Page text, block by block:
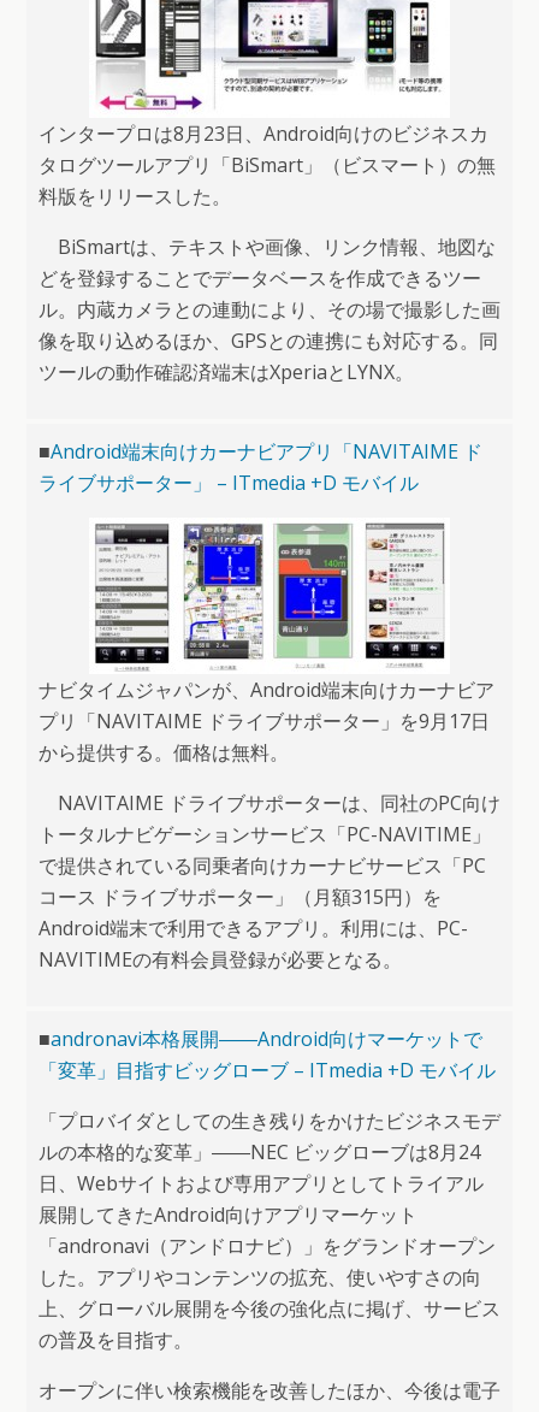
インタープロは8月23日、Android向けのビジネスカ
タログツールアプリ「BiSmart」（ビスマート）の無
料版をリリースした。
BiSmartは、テキストや画像、リンク情報、地図な
どを登録することでデータベースを作成できるツー
ル。内蔵カメラとの連動により、その場で撮影した画
像を取り込めるほか、GPSとの連携にも対応する。同
ツールの動作確認済端末はXperiaとLYNX。
■Android端末向けカーナビアプリ「NAVITAIME ド
ライブサポーター」 – ITmedia +D モバイル
ナビタイムジャパンが、Android端末向けカーナビア
プリ「NAVITAIME ドライブサポーター」を9月17日
から提供する。価格は無料。
NAVITAIME ドライブサポーターは、同社のPC向け
トータルナビゲーションサービス「PC-NAVITIME」
で提供されている同乗者向けカーナビサービス「PC
コース ドライブサポーター」（月額315円）を
Android端末で利用できるアプリ。利用には、PC-
NAVITIMEの有料会員登録が必要となる。
■andronavi本格展開――Android向けマーケットで
「変革」目指すビッグローブ – ITmedia +D モバイル
「プロバイダとしての生き残りをかけたビジネスモデ
ルの本格的な変革」――NEC ビッグローブは8月24
日、Webサイトおよび専用アプリとしてトライアル
展開してきたAndroid向けアプリマーケット
「andronavi（アンドロナビ）」をグランドオープン
した。アプリやコンテンツの拡充、使いやすさの向
上、グローバル展開を今後の強化点に掲げ、サービス
の普及を目指す。
オープンに伴い検索機能を改善したほか、今後は電子